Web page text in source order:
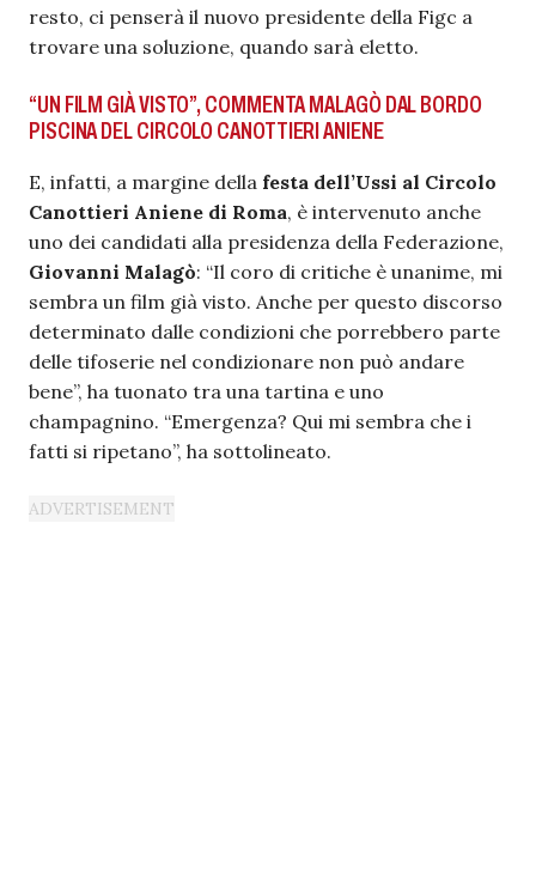
resto, ci penserà il nuovo presidente della Figc a
trovare una soluzione, quando sarà eletto.
“UN FILM GIÀ VISTO”, COMMENTA MALAGÒ DAL BORDO
PISCINA DEL CIRCOLO CANOTTIERI ANIENE
E, infatti, a margine della festa dell’Ussi al Circolo
Canottieri Aniene di Roma, è intervenuto anche
uno dei candidati alla presidenza della Federazione,
Giovanni Malagò: “Il coro di critiche è unanime, mi
sembra un film già visto. Anche per questo discorso
determinato dalle condizioni che porrebbero parte
delle tifoserie nel condizionare non può andare
bene”, ha tuonato tra una tartina e uno
champagnino. “Emergenza? Qui mi sembra che i
fatti si ripetano”, ha sottolineato.